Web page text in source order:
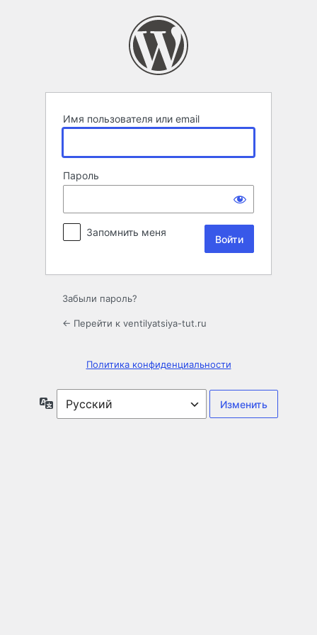
Имя пользователя или email
Пароль
Запомнить меня
Забыли пароль?
← Перейти к ventilyatsiya-tut.ru
Политика конфиденциальности
Язык